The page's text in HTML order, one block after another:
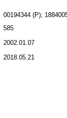
00194344 (P);
585
2002.01.07
2018.05.21